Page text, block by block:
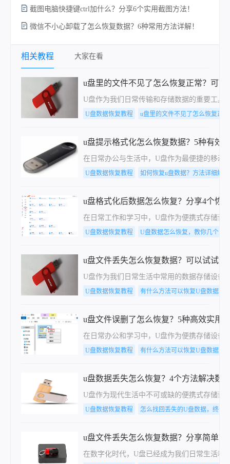
截图电脑快捷键ctrl加什么？分享6个实用截图方法！
微信不小心卸载了怎么恢复数据？6种常用方法详解！
相关教程 大家在看
u盘里的文件不见了怎么恢复正常？可以
U盘作为我们日常传输和存储数据的重要工具
U盘数据恢复教程 u盘里的文件不见了怎么恢复正常
u盘提示格式化怎么恢复数据？5种有效
在日常办公与生活中，U盘作为最便捷的移动
U盘数据恢复教程 如何恢复u盘数据？方法详细解析
u盘格式化后数据怎么恢复？分享4个恢
在日常工作和学习中，U盘作为便携式存储
U盘数据恢复教程 U盘数据怎么恢复，教你几个方
u盘文件丢失怎么恢复数据？可以试试这
U盘作为我们日常生活中常用的数据存储设备
U盘数据恢复教程 有什么方法可以恢复U盘数据，
u盘文件误删了怎么恢复？5种高效实用
在日常办公和学习中，U盘作为便携存储设备
U盘数据恢复教程 有什么方法可以恢复U盘数据，
u盘数据丢失怎么恢复？4个方法解决数
U盘作为现代生活中不可或缺的便携式存储设
U盘数据恢复教程 怎么找回丢失的U盘数据，终于
u盘文件丢失怎么恢复数据？分享简单U
在数字化时代，U盘已经成为我们日常生活和